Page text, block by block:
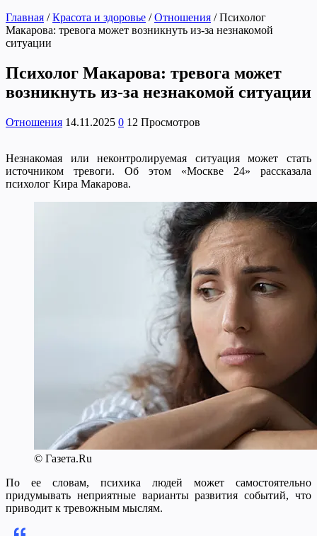
Главная / Красота и здоровье / Отношения / Психолог
Макарова: тревога может возникнуть из-за незнакомой
ситуации
Психолог Макарова: тревога может
возникнуть из-за незнакомой ситуации
Отношения 14.11.2025 0 12 Просмотров
Незнакомая или неконтролируемая ситуация может стать
источником тревоги. Об этом «Москве 24» рассказала
психолог Кира Макарова.
© Газета.Ru
По ее словам, психика людей может самостоятельно
придумывать неприятные варианты развития событий, что
приводит к тревожным мыслям.